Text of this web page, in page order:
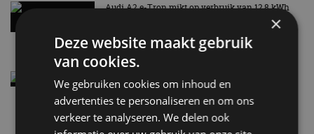
Audi A2 e-Tron mikt op verbruik van 12,8 kWh
4 aug
Elektrische Geely E2 (tijdelijk) net zo goedkoop
als een Renault Twingo
4 aug
×
Deze website maakt gebruik
van cookies.
We gebruiken cookies om inhoud en
advertenties te personaliseren en om ons
verkeer te analyseren. We delen ook